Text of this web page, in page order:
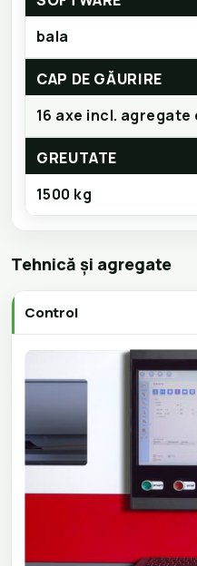
bala
CAP DE GĂURIRE
16 axe incl. agregate
GREUTATE
1500 kg
Tehnică și agregate
Control